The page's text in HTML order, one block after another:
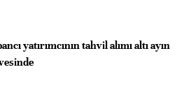
yatırımcının tahvil alımı altı ayın